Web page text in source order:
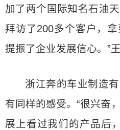
加了两个国际知名石油
拜访了200多个客户，
提振了企业发展信心。”
浙江奔的车业制造
有同样的感受。“很兴奋
展上看过我们的产品后